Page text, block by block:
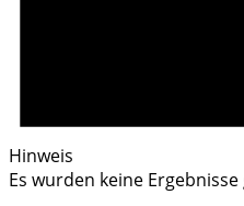
Hinweis
Es wurden keine